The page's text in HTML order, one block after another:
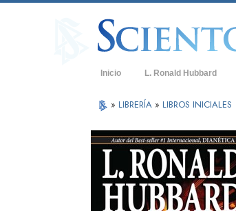
Inicio L. Ronald Hubbard
» LIBRERÍA » LIBROS INICIALES